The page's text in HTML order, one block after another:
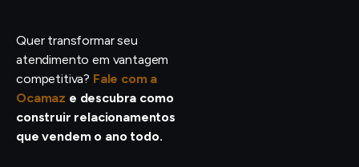
Quer transformar seu
atendimento em vantagem
competitiva? Fale com a
Ocamaz e descubra como
construir relacionamentos
que vendem o ano todo.